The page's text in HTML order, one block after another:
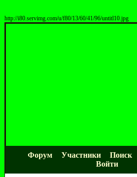
http://i80.servimg.com/u/f80/13/60/41/96/untitl10.jpg
Форум Участники Поиск
Войти